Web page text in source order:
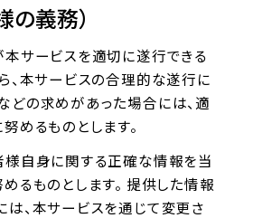
義務）
サービスを適切に遂行できる
、本サービスの合理的な遂行に
どの求めがあった場合には、適
めるものとします。
様自身に関する正確な情報を当
るものとします。 提供した情報
、本サービスを通じて変更さ